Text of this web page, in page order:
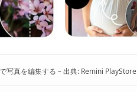
写真を編集する – 出典: Remini PlayStore